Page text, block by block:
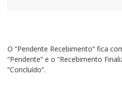
O “Pendente Recebimento” fica
“Pendente” e o “Recebimento
“Concluído”.